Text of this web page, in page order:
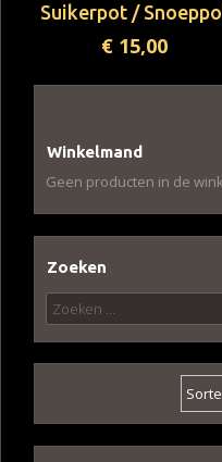
Suikerpot /
€ 15,00
Winkelmand
Geen producten in de
Zoeken
Zoeken
naar: